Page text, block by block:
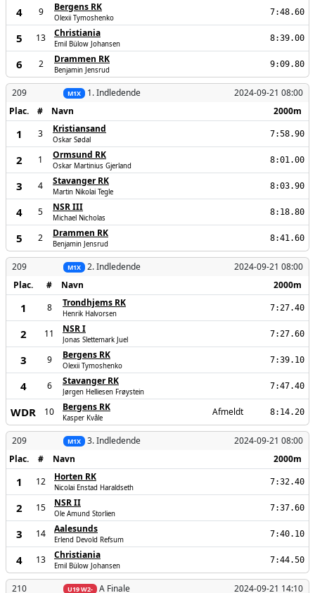
4 9 Bergens RK
Olexii Tymoshenko
7:48.60
5 13 Christiania
Emil Bülow Johansen
8:39.00
6 2 Drammen RK
Benjamin Jensrud
9:09.80
209 M1X 1. Indledende
2024-09-21 08:00
Plac.
# Navn 2000m
1 3 Kristiansand
Oskar Sødal
7:58.90
2 1 Ormsund RK
Oskar Martinius Gjerland
8:01.00
3 4 Stavanger RK
Martin Nikolai Tegle
8:03.90
4 5 NSR III
Michael Nicholas
8:18.80
5 2 Drammen RK
Benjamin Jensrud
8:41.60
209 M1X 2. Indledende
2024-09-21 08:00
Plac.
# Navn 2000m
1 8 Trondhjems RK
Henrik Halvorsen
7:27.40
2 11 NSR I
Jonas Slettemark Juel
7:27.60
3 9 Bergens RK
Olexii Tymoshenko
7:39.10
4 6 Stavanger RK
Jørgen Helliesen Frøystein
7:47.40
WDR 10 Bergens RK
Kasper Kvåle
Afmeldt 8:14.20
209 M1X 3. Indledende
2024-09-21 08:00
Plac.
# Navn 2000m
1 12 Horten RK
Nicolai Enstad Haraldseth
7:32.40
2 15 NSR II
Ole Amund Storlien
7:37.60
3 14 Aalesunds
Erlend Devold Refsum
7:40.10
4 13 Christiania
Emil Bülow Johansen
7:44.50
210 U19 W2- A Finale
2024-09-21 14:10